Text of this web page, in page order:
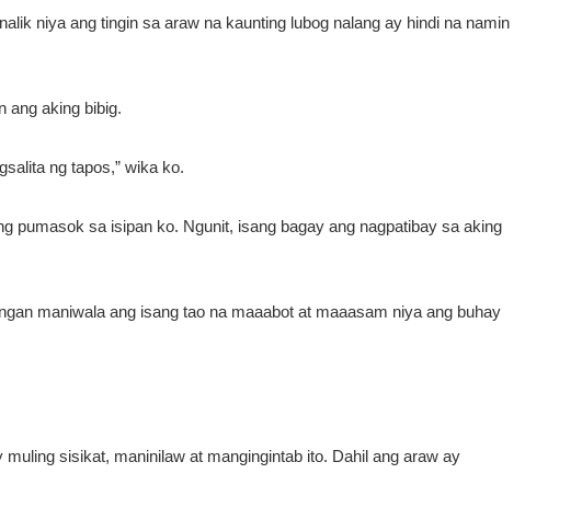
niya ang tingin sa araw na kaunting lubog nalang ay hindi na namin
ang aking bibig.
ng tapos,” wika ko.
pumasok sa isipan ko. Ngunit, isang bagay ang nagpatibay sa aking
maniwala ang isang tao na maaabot at maaasam niya ang buhay
sisikat, maninilaw at mangingintab ito. Dahil ang araw ay